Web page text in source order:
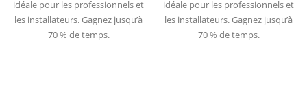
idéale pour les professionnels et
les installateurs. Gagnez jusqu’à
70 % de temps.
idéale pour les professionnels et
les installateurs. Gagnez jusqu’à
70 % de temps.